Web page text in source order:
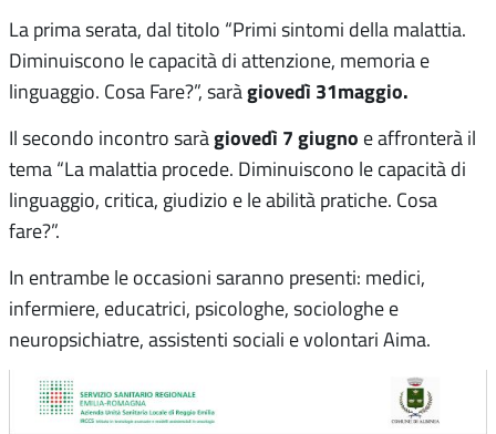
La prima serata, dal titolo “Primi sintomi della malattia.
Diminuiscono le capacità di attenzione, memoria e
linguaggio. Cosa Fare?”, sarà giovedì 31maggio.
Il secondo incontro sarà giovedì 7 giugno e affronterà il
tema “La malattia procede. Diminuiscono le capacità di
linguaggio, critica, giudizio e le abilità pratiche. Cosa
fare?”.
In entrambe le occasioni saranno presenti: medici,
infermiere, educatrici, psicologhe, sociologhe e
neuropsichiatre, assistenti sociali e volontari Aima.